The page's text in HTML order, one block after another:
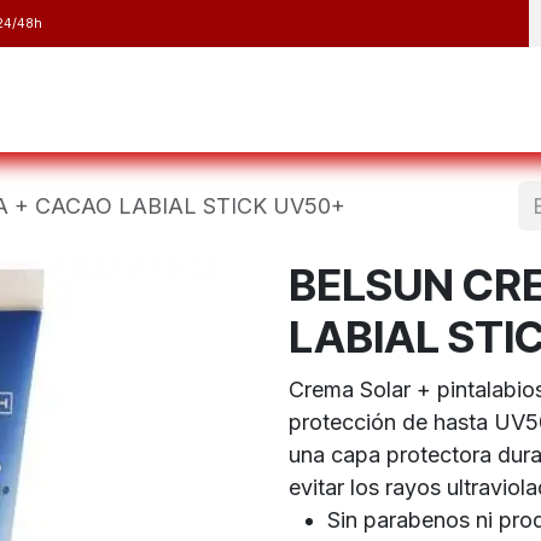
48h
+ CACAO LABIAL STICK UV50+
BELSUN
LABIAL
Crema Solar +
protección de hasta
una capa protectora
evitar los rayos
Sin parabenos ni